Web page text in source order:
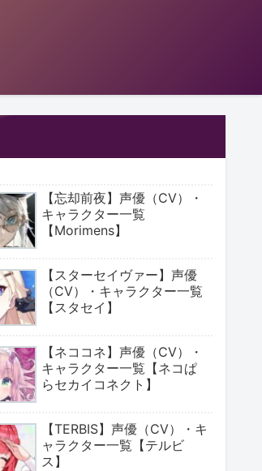
【忘却前夜】声優（CV）・
キャラクター一覧
【Morimens】
【スターセイヴァー】声優
（CV）・キャラクター一覧
【スタセイ】
【ネココネ】声優（CV）・
キャラクター一覧【ネコぱ
らセカイコネクト】
【TERBIS】声優（CV）・キ
ャラクター一覧【テルビ
ス】